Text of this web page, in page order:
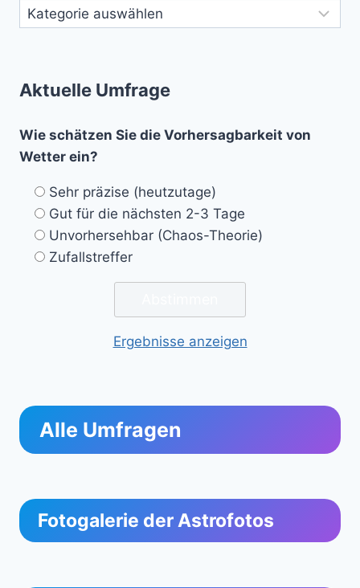
Aktuelle Umfrage
Wie schätzen Sie die Vorhersagbarkeit von
Wetter ein?
Sehr präzise (heutzutage)
Gut für die nächsten 2-3 Tage
Unvorhersehbar (Chaos-Theorie)
Zufallstreffer
Ergebnisse anzeigen
Alle Umfragen
Fotogalerie der Astrofotos